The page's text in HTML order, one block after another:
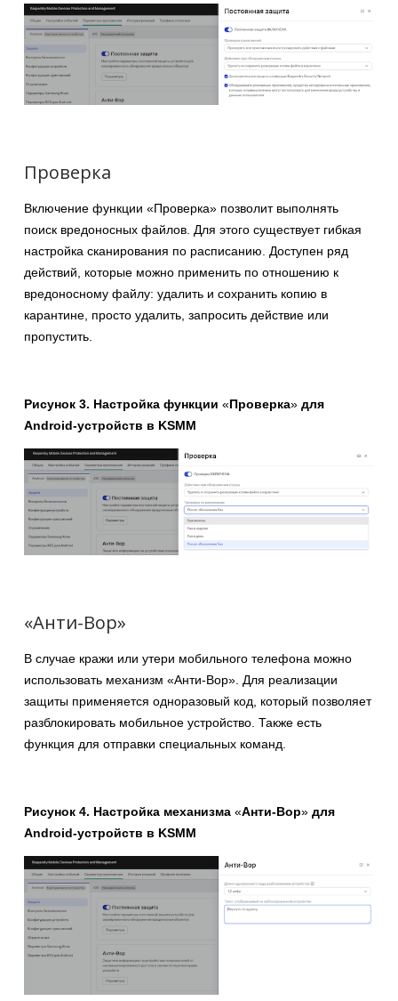
Проверка
Включение функции «Проверка» позволит выполнять
поиск вредоносных файлов. Для этого существует гибкая
настройка сканирования по расписанию. Доступен ряд
действий, которые можно применить по отношению к
вредоносному файлу: удалить и сохранить копию в
карантине, просто удалить, запросить действие или
пропустить.
Рисунок 3. Настройка функции «Проверка» для
Android-устройств в KSMM
«Анти-Вор»
В случае кражи или утери мобильного телефона можно
использовать механизм «Анти-Вор». Для реализации
защиты применяется одноразовый код, который позволяет
разблокировать мобильное устройство. Также есть
функция для отправки специальных команд.
Рисунок 4. Настройка механизма «Анти-Вор» для
Android-устройств в KSMM